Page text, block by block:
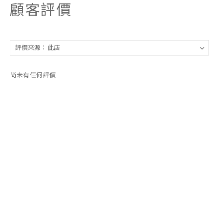
顧客評價
尚未有任何評價